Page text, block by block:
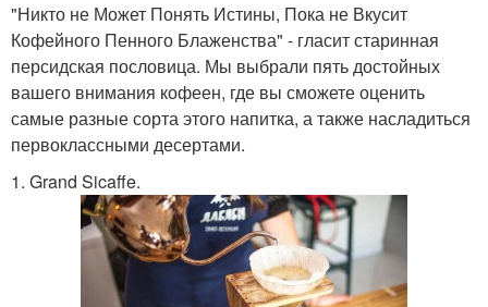
"Никто не Может Понять Истины, Пока не Вкусит
Кофейного Пенного Блаженства" - гласит старинная
персидская пословица. Мы выбрали пять достойных
вашего внимания кофеен, где вы сможете оценить
самые разные сорта этого напитка, а также насладиться
первоклассными десертами.
1. Grand Sicaffe.